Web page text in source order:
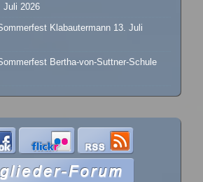
Juli 2026
Klabautermann 13. Juli
Bertha-von-Suttner-Schule